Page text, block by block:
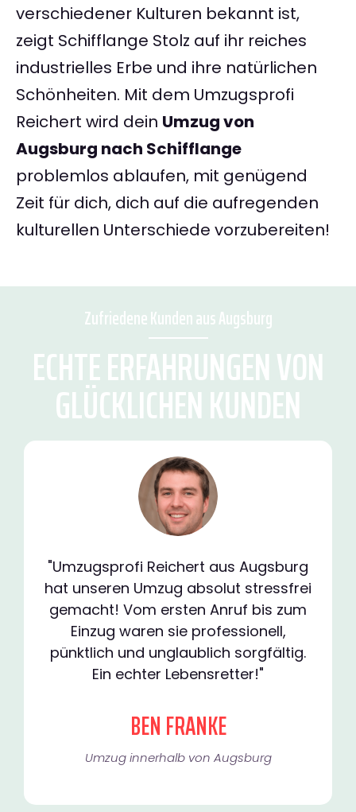
verschiedener Kulturen bekannt ist,
zeigt Schifflange Stolz auf ihr reiches
industrielles Erbe und ihre natürlichen
Schönheiten. Mit dem Umzugsprofi
Reichert wird dein Umzug von
Augsburg nach Schifflange
problemlos ablaufen, mit genügend
Zeit für dich, dich auf die aufregenden
kulturellen Unterschiede vorzubereiten!
Zufriedene Kunden aus Augsburg
ECHTE ERFAHRUNGEN VON
GLÜCKLICHEN KUNDEN
"Umzugsprofi Reichert aus Augsburg
hat unseren Umzug absolut stressfrei
gemacht! Vom ersten Anruf bis zum
Einzug waren sie professionell,
pünktlich und unglaublich sorgfältig.
Ein echter Lebensretter!"
BEN FRANKE
Umzug innerhalb von Augsburg​